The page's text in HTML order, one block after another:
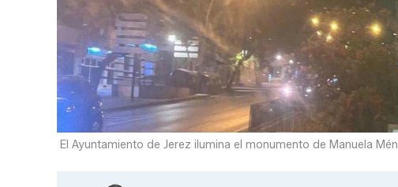
El Ayuntamiento de Jerez ilumina el monumento de Manuela